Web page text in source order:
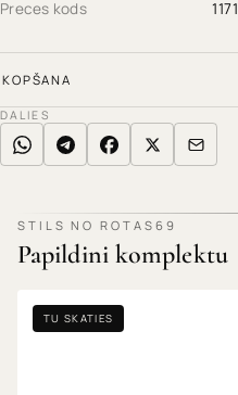
Preces kods 1171
KOPŠANA
DALIES
STILS NO ROTAS69
Papildini komplektu
TU SKATIES